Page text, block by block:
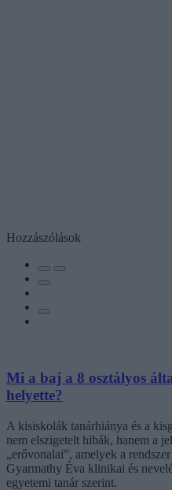
Hozzászólások
Mi a baj a 8 osztályos
helyette?
A kisiskolák tanárhiánya és a
nem elszigetelt hibák, hanem a
„erővonalai”, amelyek a
Gyarmathy Éva klinikai és
egyetemi tanár szerint.